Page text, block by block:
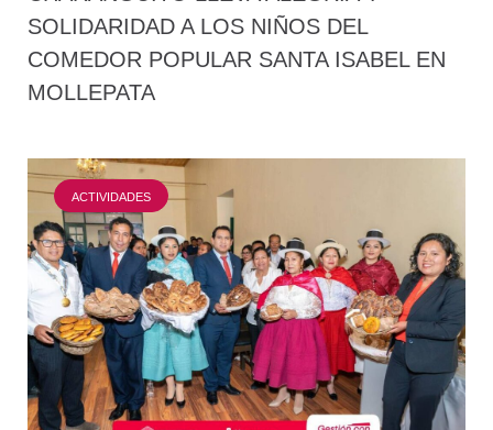
SOLIDARIDAD A LOS NIÑOS DEL
COMEDOR POPULAR SANTA ISABEL EN
MOLLEPATA
ACTIVIDADES